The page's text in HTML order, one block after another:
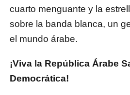
cuarto menguante y la
sobre la banda blanca, un
el mundo árabe.
¡Viva la República Árabe
Democrática!